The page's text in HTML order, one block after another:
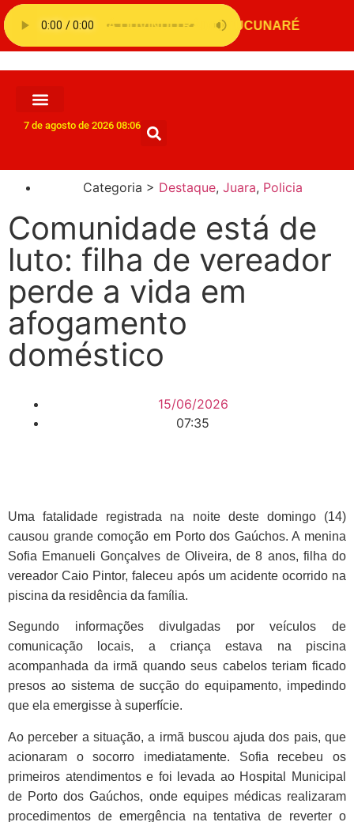
7 de agosto de 2026 08:06
Categoria > Destaque, Juara, Policia
Comunidade está de
luto: filha de vereador
perde a vida em
afogamento
doméstico
15/06/2026
07:35
Uma fatalidade registrada na noite deste domingo (14)
causou grande comoção em Porto dos Gaúchos. A menina
Sofia Emanueli Gonçalves de Oliveira, de 8 anos, filha do
vereador Caio Pintor, faleceu após um acidente ocorrido na
piscina da residência da família.
Segundo informações divulgadas por veículos de
comunicação locais, a criança estava na piscina
acompanhada da irmã quando seus cabelos teriam ficado
presos ao sistema de sucção do equipamento, impedindo
que ela emergisse à superfície.
Ao perceber a situação, a irmã buscou ajuda dos pais, que
acionaram o socorro imediatamente. Sofia recebeu os
primeiros atendimentos e foi levada ao Hospital Municipal
de Porto dos Gaúchos, onde equipes médicas realizaram
procedimentos de emergência na tentativa de reverter o